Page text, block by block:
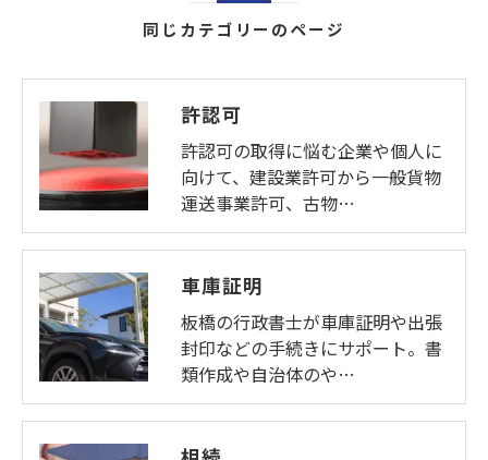
同じカテゴリーのページ
許認可
許認可の取得に悩む企業や個人に
向けて、建設業許可から一般貨物
運送事業許可、古物…
車庫証明
板橋の行政書士が車庫証明や出張
封印などの手続きにサポート。書
類作成や自治体のや…